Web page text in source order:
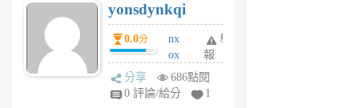
6
個
月
前
yonsdynkqi
0.0分
nx
ox
rh
pe
舉
報
分享
686點閱
0 評論/給分
1